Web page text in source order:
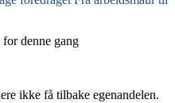
denne gang
ikke få tilbake egenandelen.